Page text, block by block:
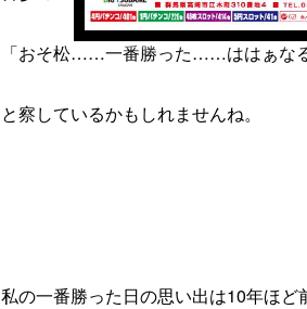
「おそ松……一番勝った……ははぁな
と察しているかもしれませんね。
私の一番勝った日の思い出は10年ほど